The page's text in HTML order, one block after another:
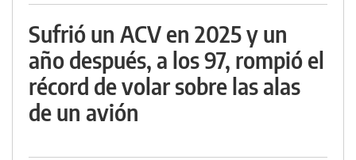
Sufrió un ACV en 2025 y un
año después, a los 97, rompió el
récord de volar sobre las alas
de un avión